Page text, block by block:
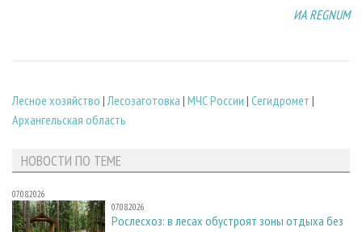
ИА REGNUM
Лесное хозяйство |Лесозаготовка | МЧС России | Сегидромет |
Архангельская область
НОВОСТИ ПО ТЕМЕ
07.08.2026
07.08.2026
Рослесхоз: в лесах обустроят зоны отдыха без